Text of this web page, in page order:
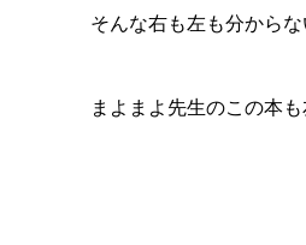
そんな右も左も分から
まよまよ先生のこの本